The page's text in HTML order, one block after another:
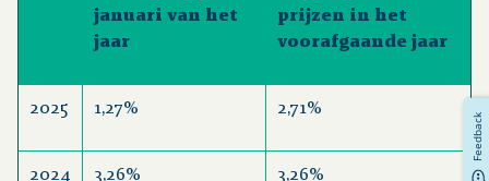
januari van het
jaar
prijzen in het
voorafgaande jaar
2025 1,27% 2,71%
2024 3,26% 3,26%
Feedback